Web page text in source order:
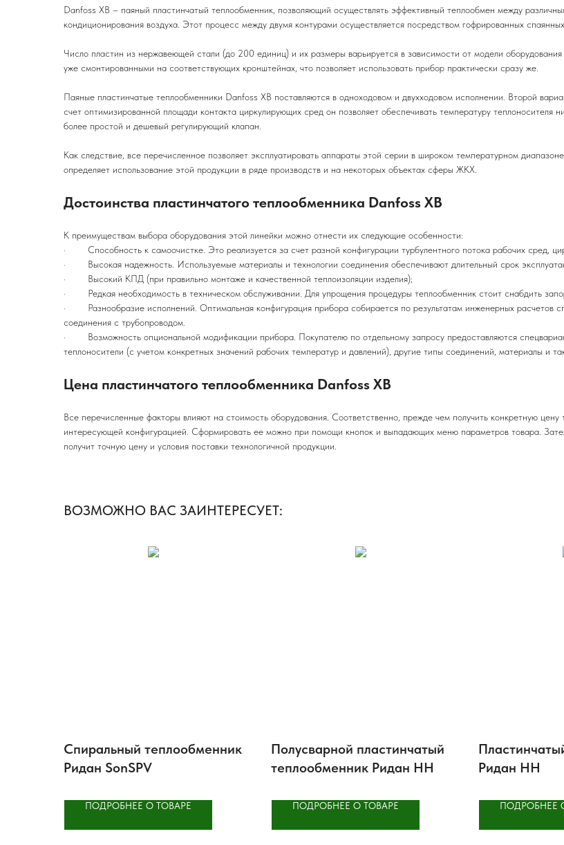
Danfoss XB – паяный пластинчатый теплообменник, позволяющий осуществлять эффективный теплообмен между
кондиционирования воздуха. Этот процесс между двумя контурами осуществляется посредством гофрированных
Число пластин из нержавеющей стали (до 200 единиц) и их размеры варьируется в зависимости от модели
уже смонтированными на соответствующих кронштейнах, что позволяет использовать прибор практически сразу же.
Паяные пластинчатые теплообменники Danfoss XB поставляются в одноходовом и двухходовом исполнении. Второй
счет оптимизированной площади контакта циркулирующих сред он позволяет обеспечивать температуру теплоносителя
более простой и дешевый регулирующий клапан.
Как следствие, все перечисленное позволяет эксплуатировать аппараты этой серии в широком температурном
определяет использование этой продукции в ряде производств и на некоторых объектах сферы ЖКХ.
Достоинства пластинчатого теплообменника Danfoss XB
К преимуществам выбора оборудования этой линейки можно отнести их следующие особенности:
· Способность к самоочистке. Это реализуется за счет разной конфигурации турбулентного потока рабочих сред,
· Высокая надежность. Используемые материалы и технологии соединения обеспечивают длительный срок
· Высокий КПД (при правильно монтаже и качественной теплоизоляции изделия);
· Редкая необходимость в техническом обслуживании. Для упрощения процедуры теплообменник стоит снабдить
· Разнообразие исполнений. Оптимальная конфигурация прибора собирается по результатам инженерных расчетов
соединения с трубопроводом.
· Возможность опциональной модификации прибора. Покупателю по отдельному запросу предоставляются
теплоносители (с учетом конкретных значений рабочих температур и давлений), другие типы соединений, материалы и
Цена пластинчатого теплообменника Danfoss XB
Все перечисленные факторы влияют на стоимость оборудования. Соответственно, прежде чем получить конкретную
интересующей конфигурацией. Сформировать ее можно при помощи кнопок и выпадающих меню параметров товара.
получит точную цену и условия поставки технологичной продукции.
ВОЗМОЖНО ВАС ЗАИНТЕРЕСУЕТ:
Спиральный теплообменник
Ридан SonSPV
ПОДРОБНЕЕ О ТОВАРЕ
Полусварной пластинчатый
теплообменник Ридан НН
ПОДРОБНЕЕ О ТОВАРЕ
Ридан НН
ПОДРОБНЕЕ